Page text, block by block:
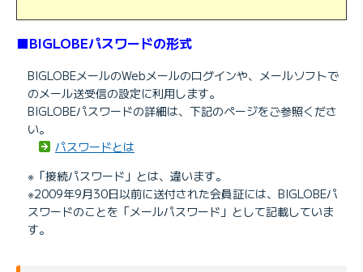
■BIGLOBEパスワードの形式
BIGLOBEメールのWebメールのログインや、メールソフトで
のメール送受信の設定に利用します。
BIGLOBEパスワードの詳細は、下記のページをご参照くださ
い。
パスワードとは
※「接続パスワード」とは、違います。
※2009年9月30日以前に送付された会員証には、BIGLOBEパ
スワードのことを「メールパスワード」として記載していま
す。